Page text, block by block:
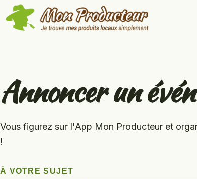
Aller au contenu principal
Annoncer un
Vous figurez sur l'App Mon Producteur et
!
À VOTRE SUJET